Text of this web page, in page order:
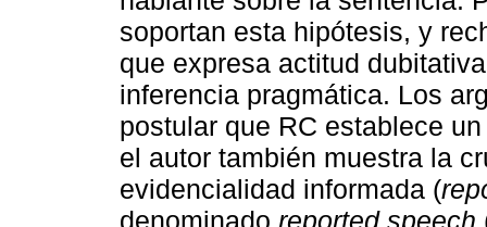
soportan esta hipótesis, y
que expresa actitud
inferencia pragmática. Los
postular que RC establece
el autor también muestra la
evidencialidad informada (
denominado reported speech